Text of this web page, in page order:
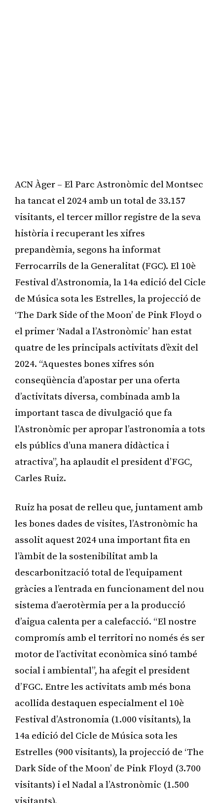
ACN Àger – El Parc Astronòmic del Montsec
ha tancat el 2024 amb un total de 33.157
visitants, el tercer millor registre de la seva
història i recuperant les xifres
prepandèmia, segons ha informat
Ferrocarrils de la Generalitat (FGC). El 10è
Festival d’Astronomia, la 14a edició del Cicle
de Música sota les Estrelles, la projecció de
‘The Dark Side of the Moon’ de Pink Floyd o
el primer ‘Nadal a l’Astronòmic’ han estat
quatre de les principals activitats d’èxit del
2024. “Aquestes bones xifres són
conseqüència d’apostar per una oferta
d’activitats diversa, combinada amb la
important tasca de divulgació que fa
l’Astronòmic per apropar l’astronomia a tots
els públics d’una manera didàctica i
atractiva”, ha aplaudit el president d’FGC,
Carles Ruiz.
Ruiz ha posat de relleu que, juntament amb
les bones dades de visites, l’Astronòmic ha
assolit aquest 2024 una important fita en
l’àmbit de la sostenibilitat amb la
descarbonització total de l’equipament
gràcies a l’entrada en funcionament del nou
sistema d’aerotèrmia per a la producció
d’aigua calenta per a calefacció. “El nostre
compromís amb el territori no només és ser
motor de l’activitat econòmica sinó també
social i ambiental”, ha afegit el president
d’FGC. Entre les activitats amb més bona
acollida destaquen especialment el 10è
Festival d’Astronomia (1.000 visitants), la
14a edició del Cicle de Música sota les
Estrelles (900 visitants), la projecció de ‘The
Dark Side of the Moon’ de Pink Floyd (3.700
visitants) i el Nadal a l’Astronòmic (1.500